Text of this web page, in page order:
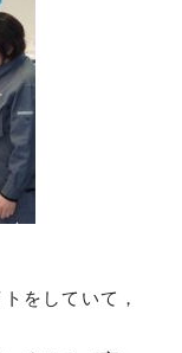
をしていて，